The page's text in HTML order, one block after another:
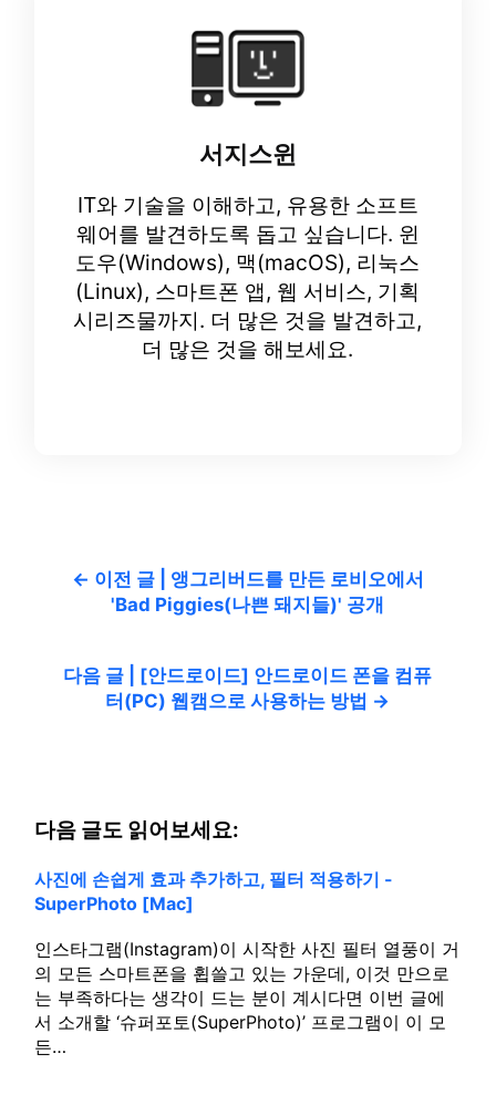
서지스윈
IT와 기술을 이해하고, 유용한 소프트
웨어를 발견하도록 돕고 싶습니다. 윈
도우(Windows), 맥(macOS), 리눅스
(Linux), 스마트폰 앱, 웹 서비스, 기획
시리즈물까지. 더 많은 것을 발견하고,
더 많은 것을 해보세요.
← 이전 글 | 앵그리버드를 만든 로비오에서
'Bad Piggies(나쁜 돼지들)' 공개
다음 글 | [안드로이드] 안드로이드 폰을 컴퓨
터(PC) 웹캠으로 사용하는 방법 →
다음 글도 읽어보세요:
사진에 손쉽게 효과 추가하고, 필터 적용하기 -
SuperPhoto [Mac]
인스타그램(Instagram)이 시작한 사진 필터 열풍이 거
의 모든 스마트폰을 휩쓸고 있는 가운데, 이것 만으로
는 부족하다는 생각이 드는 분이 계시다면 이번 글에
서 소개할 ‘슈퍼포토(SuperPhoto)’ 프로그램이 이 모
든…